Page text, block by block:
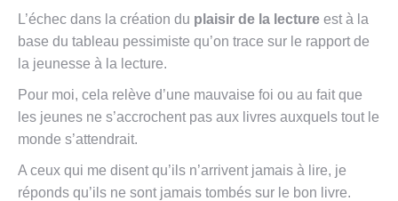
L’échec dans la création du plaisir de la lecture est à la
base du tableau pessimiste qu’on trace sur le rapport de
la jeunesse à la lecture.
Pour moi, cela relève d’une mauvaise foi ou au fait que
les jeunes ne s’accrochent pas aux livres auxquels tout le
monde s’attendrait.
A ceux qui me disent qu’ils n’arrivent jamais à lire, je
réponds qu’ils ne sont jamais tombés sur le bon livre.